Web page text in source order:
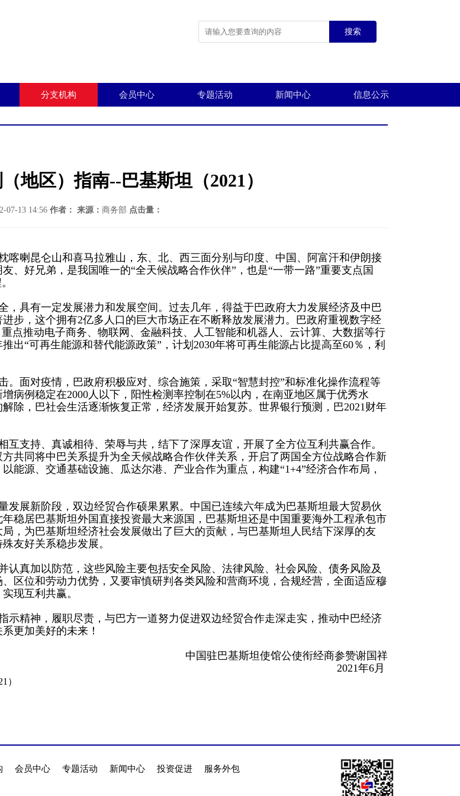
搜索
分支机构 会员中心 专题活动 新闻中心 信息公示
地区）指南--巴基斯坦（2021）
07-13 14:56 作者： 来源： 商务部 点击量：
喀喇昆仑山和喜马拉雅山，东、北、西三面分别与印度、中国、阿富汗和伊朗接
、好兄弟，是我国唯一的“全天候战略合作伙伴”，也是“一带一路”重要支点国
，具有一定发展潜力和发展空间。过去几年，得益于巴政府大力发展经济及中巴
步，这个拥有2亿多人口的巨大市场正在不断释放发展潜力。巴政府重视数字经
点推动电子商务、物联网、金融科技、人工智能和机器人、云计算、大数据等行
出“可再生能源和替代能源政策”，计划2030年将可再生能源占比提高至60％，利
。面对疫情，巴政府积极应对、综合施策，采取“智慧封控”和标准化操作流程等
病例稳定在2000人以下，阳性检测率控制在5%以内，在南亚地区属于优秀水
除，巴社会生活逐渐恢复正常，经济发展开始复苏。世界银行预测，巴2021财年
互支持、真诚相待、荣辱与共，结下了深厚友谊，开展了全方位互利共赢合作。
共同将中巴关系提升为全天候战略合作伙伴关系，开启了两国全方位战略合作新
能源、交通基础设施、瓜达尔港、产业合作为重点，构建“1+4”经济合作布局，
发展新阶段，双边经贸合作硕果累累。中国已连续六年成为巴基斯坦最大贸易伙
稳居巴基斯坦外国直接投资最大来源国，巴基斯坦还是中国重要海外工程承包市
，为巴基斯坦经济社会发展做出了巨大的贡献，与巴基斯坦人民结下深厚的友
友好关系稳步发展。
认真加以防范，这些风险主要包括安全风险、法律风险、社会风险、债务风险及
区位和劳动力优势，又要审慎研判各类风险和营商环境，合规经营，全面适应穆
现互利共赢。
示精神，履职尽责，与巴方一道努力促进双边经贸合作走深走实，推动中巴经济
更加美好的未来！
中国驻巴基斯坦使馆公使衔经商参赞谢国祥
2021年6月
）
会员中心 专题活动 新闻中心 投资促进 服务外包